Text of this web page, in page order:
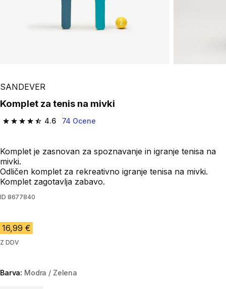
SANDEVER
Komplet za tenis na mivki
4.6
4.6 od 5 zvezdic from 74 ocene
74 Ocene
Komplet je zasnovan za spoznavanje in igranje tenisa na
mivki.
Odličen komplet za rekreativno igranje tenisa na mivki.
Komplet zagotavlja zabavo.
ID 8677840
16,99 €
Z DDV
Barva: Modra / Zelena